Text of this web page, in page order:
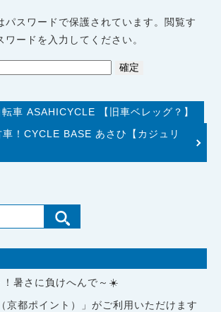
パスワードで保護されています。閲覧す
ワードを入力してください。
車 ASAHICYCLE 【旧車ベレッグ？】
！CYCLE BASE あさひ【カジュリ
！暑さに負けへんで～☀️
京都ポイント）」がご利用いただけます